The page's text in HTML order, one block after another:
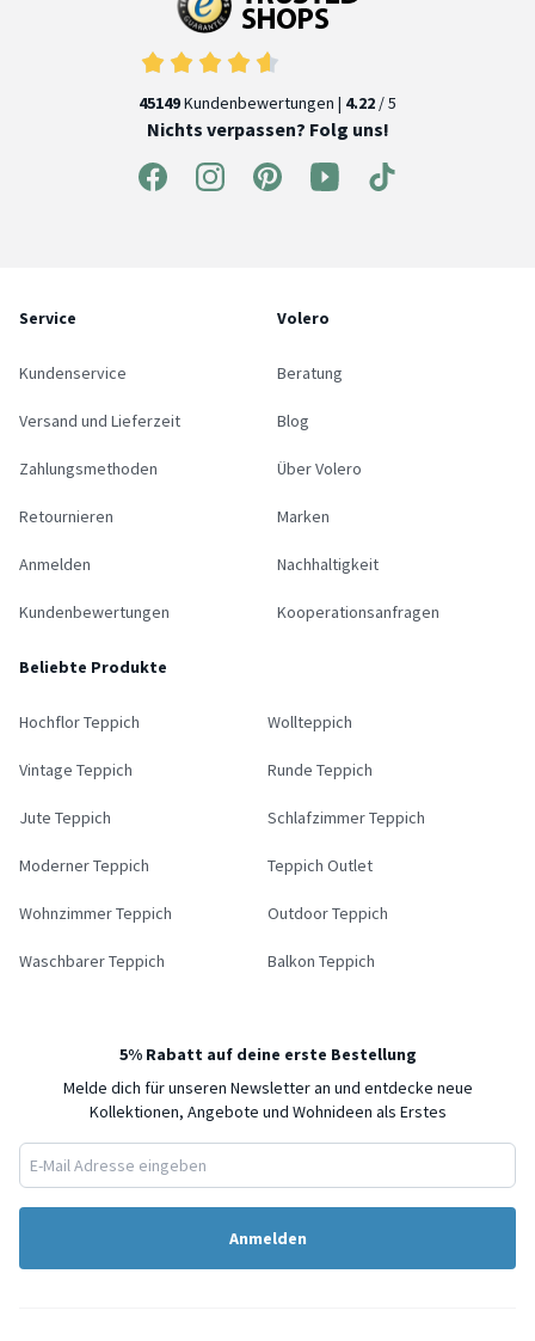
45149Kundenbewertungen | 4.22 / 5
Nichts verpassen? Folg uns!
Service
Kundenservice
Versand und Lieferzeit
Zahlungsmethoden
Retournieren
Anmelden
Kundenbewertungen
Volero
Beratung
Blog
Über Volero
Marken
Nachhaltigkeit
Kooperationsanfragen
Beliebte Produkte
Hochflor Teppich Wollteppich
Vintage Teppich Runde Teppich
Jute Teppich Schlafzimmer Teppich
Moderner Teppich Teppich Outlet
Wohnzimmer Teppich Outdoor Teppich
Waschbarer Teppich Balkon Teppich
5% Rabatt auf deine erste Bestellung
Melde dich für unseren Newsletter an und entdecke neue
Kollektionen, Angebote und Wohnideen als Erstes
Anmelden